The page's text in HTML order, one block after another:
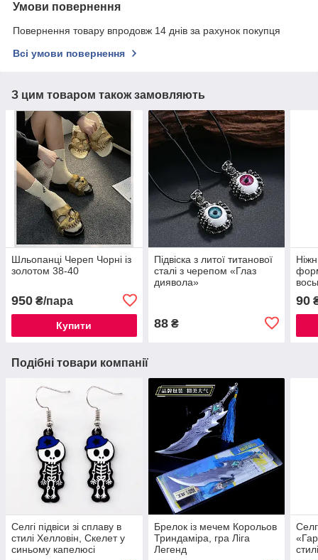
Умови повернення
Повернення товару впродовж 14 днів за рахунок покупця
Всі умови повернення
З цим товаром також замовляють
Шльопанці Череп Чорні із
золотом 38-40
950 ₴/пара
Купити
Підвіска з литої титанової
сталі з черепом «Глаз
диявола»
88₴
90
Подібні товари компанії
Селгі підвіси зі сплаву в
стилі Хелловін, Скелет у
синьому капелюсі
Брелок із мечем Корольов
Триндаміра, гра Ліга
Легенд